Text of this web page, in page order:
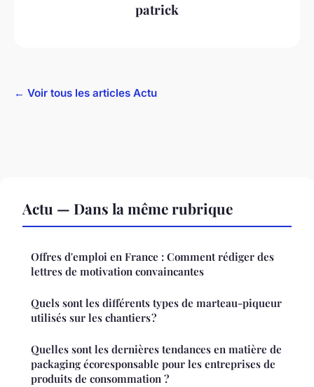
patrick
← Voir tous les articles Actu
Actu — Dans la même rubrique
Offres d'emploi en France : Comment rédiger des
lettres de motivation convaincantes
Quels sont les différents types de marteau-piqueur
utilisés sur les chantiers ?
Quelles sont les dernières tendances en matière de
packaging écoresponsable pour les entreprises de
produits de consommation ?